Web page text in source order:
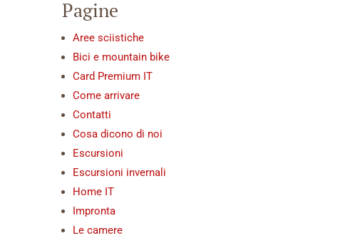
Pagine
Aree sciistiche
Bici e mountain bike
Card Premium IT
Come arrivare
Contatti
Cosa dicono di noi
Escursioni
Escursioni invernali
Home IT
Impronta
Le camere